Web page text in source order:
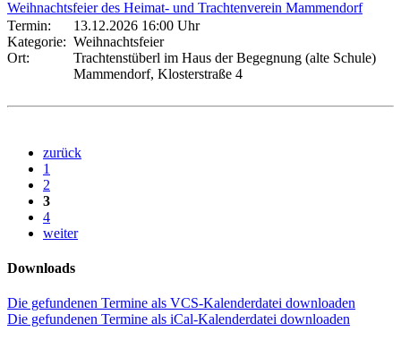
Weihnachtsfeier des Heimat- und Trachtenverein Mammendorf
Termin:
13.12.2026 16:00 Uhr
Kategorie: Weihnachtsfeier
Ort:
Trachtenstüberl im Haus der Begegnung (alte Schule)
Mammendorf, Klosterstraße 4
zurück
1
2
3
4
weiter
Downloads
Die gefundenen Termine als VCS-Kalenderdatei downloaden
Die gefundenen Termine als iCal-Kalenderdatei downloaden